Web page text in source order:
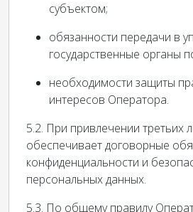
субъектом;
обязанности передачи в
государственные органы
необходимости защиты
интересов Оператора.
5.2. При привлечении третьих
обеспечивает договорные
конфиденциальности и
персональных данных.
5.3. По общему правилу